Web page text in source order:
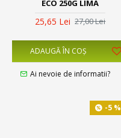
ECO 250G LIMA
25,65 Lei 27,00 Lei
ADAUGĂ ÎN COŞ
Ai nevoie de informatii?
-5 %